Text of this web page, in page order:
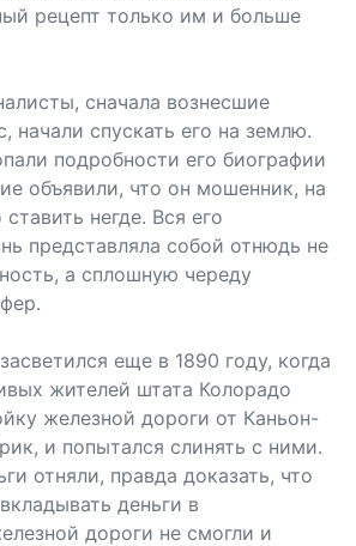
рецепт только им и больше
сначала вознесшие
начали спускать его на землю.
подробности его биографии
объявили, что он мошенник, на
негде. Вся его
представляла собой отнюдь не
а сплошную череду
еще в 1890 году, когда
жителей штата Колорадо
железной дороги от Каньон-
и попытался слинять с ними.
отняли, правда доказать, что
деньги в
дороги не смогли и